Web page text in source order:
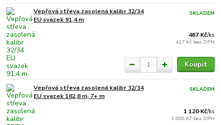
Vepřová střeva zasolená kalibr 32/34
EU svazek 91,4 m
467 Kč/ks
417 Kč bez DPH
SKLADEM
Koupit
Vepřová střeva zasolená kalibr 32/34
EU svazek 182,8 m, 7+ m
1 120 Kč/ks
1 000 Kč bez DPH
SKLADEM